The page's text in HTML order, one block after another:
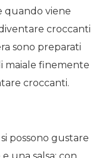
quando viene
croccanti
sono preparati
maiale finemente
croccanti.
possono gustare